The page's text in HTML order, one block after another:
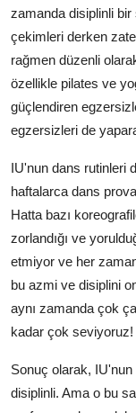
zamanda disiplinli
çekimleri derken
rağmen düzenli
özellikle pilates ve
güçlendiren
egzersizleri de
IU'nun dans rutinleri
haftalarca dans
Hatta bazı
zorlandığı ve
etmiyor ve her
bu azmi ve disiplini
aynı zamanda çok
kadar çok seviyoruz!
Sonuç olarak,
disiplinli. Ama o bu